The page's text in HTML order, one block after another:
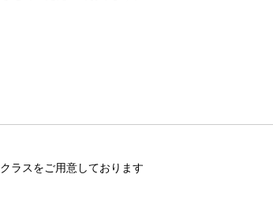
ラスをご用意しております